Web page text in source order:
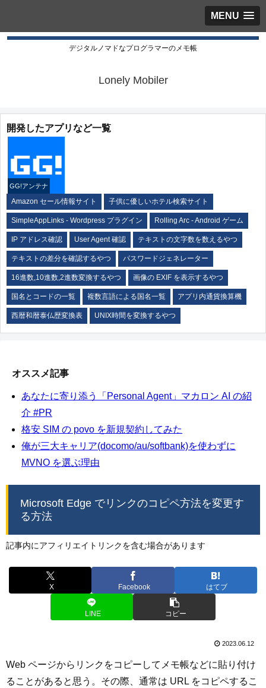
MENU
デジタルノマドなプログラマーのメモ帳
Lonely Mobiler
開発したアプリなど一覧
GG!アンテナ
Amazon セール情報サイト 子供に優しいホテル検索サイト
SimpleAppLinks - Wordpress プラグイン Rolling Arc - Android ゲーム
IP アドレス確認 User Agent 確認 テキストの文字数を数えるやつ
テキストの差分を確認するやつ パスワードジェネレーター
16進数,10進数,2進数変換するやつ 画像の EXIF を表示するやつ
国名とコードの一覧 複数言語による国名一覧 アプリ内通貨換算機
西暦和暦泰仏歴変換表 UNIX時間を変換するやつ
オススメ記事
あなたに寄り添う「Personal Agent」マカロン AI の紹
介 #PR
格安 SIM の povo を新規契約してみた
俺が三大キャリア(docomo/au/softbank)を使わずに
MVNO を選ぶ理由
Microsoft Edge でリンクのコピペ方法を変更す
る方法
記事内にアフィリエイトリンクを含む場合があります
X Facebook はてブ
LINE コピー
2023.06.12
Web ページからリンクをコピーしてメモ帳などに貼り付け
ることがあると思う。その際、通常は URL をコピペするこ